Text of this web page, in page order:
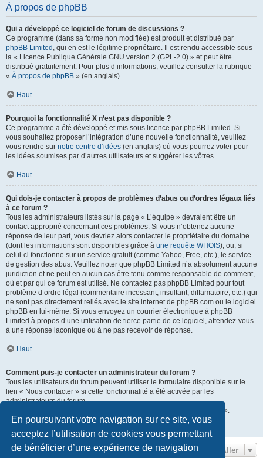
En poursuivant votre navigation sur ce site, vous
acceptez l’utilisation de cookies vous permettant
de bénéficier d’une expérience de navigation
À propos de phpBB
Qui a développé ce logiciel de forum de discussions ?
Ce programme (dans sa forme non modifiée) est produit et distribué par
phpBB Limited , qui en est le légitime propriétaire. Il est rendu accessible sous
la « Licence Publique Générale GNU version 2 (GPL-2.0) » et peut être
distribué gratuitement. Pour plus d’informations, veuillez consulter la rubrique
« À propos de phpBB » (en anglais).
Haut
Pourquoi la fonctionnalité X n’est pas disponible ?
Ce programme a été développé et mis sous licence par phpBB Limited. Si
vous souhaitez proposer l’intégration d’une nouvelle fonctionnalité, veuillez
vous rendre sur notre centre d’idées (en anglais) où vous pourrez voter pour
les idées soumises par d’autres utilisateurs et suggérer les vôtres.
Haut
Qui dois-je contacter à propos de problèmes d’abus ou d’ordres légaux liés
à ce forum ?
Tous les administrateurs listés sur la page « L’équipe » devraient être un
contact approprié concernant ces problèmes. Si vous n’obtenez aucune
réponse de leur part, vous devriez alors contacter le propriétaire du domaine
(dont les informations sont disponibles grâce à une requête WHOIS), ou, si
celui-ci fonctionne sur un service gratuit (comme Yahoo, Free, etc.), le service
de gestion des abus. Veuillez noter que phpBB Limited n’a absolument aucune
juridiction et ne peut en aucun cas être tenu comme responsable de comment,
où et par qui ce forum est utilisé. Ne contactez pas phpBB Limited pour tout
problème d’ordre légal (commentaire incessant, insultant, diffamatoire, etc.) qui
ne sont pas directement reliés avec le site internet de phpBB.com ou le logiciel
phpBB en lui-même. Si vous envoyez un courrier électronique à phpBB
Limited à propos d’une utilisation de tierce partie de ce logiciel, attendez-vous
à une réponse laconique ou à ne pas recevoir de réponse.
Haut
Comment puis-je contacter un administrateur du forum ?
Tous les utilisateurs du forum peuvent utiliser le formulaire disponible sur le
lien « Nous contacter » si cette fonctionnalité a été activée par les
administrateurs du forum.
Les membres du forum peuvent également utiliser le lien « L’équipe ».
Aller